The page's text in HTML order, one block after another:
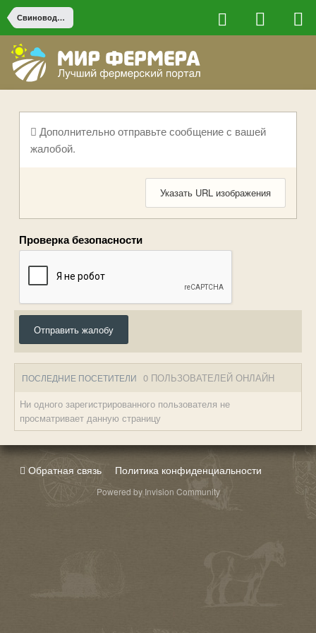
Свиноводство
Дополнительно отправьте сообщение с вашей
жалобой.
Указать URL изображения
Проверка безопасности
Отправить жалобу
ПОСЛЕДНИЕ ПОСЕТИТЕЛИ 0 ПОЛЬЗОВАТЕЛЕЙ ОНЛАЙН
Ни одного зарегистрированного пользователя не
просматривает данную страницу
Обратная связь Политика конфиденциальности
Powered by Invision Community